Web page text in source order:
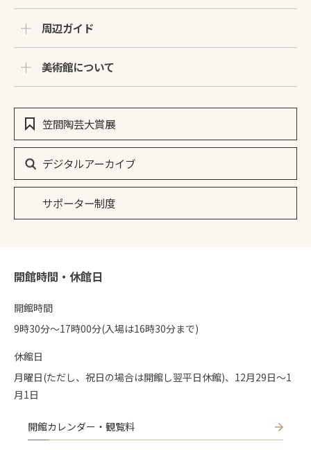
周辺ガイド
美術館について
笠間陶芸大賞展
デジタルアーカイブ
サポーター制度
開館時間・休館日
開館時間
9時30分〜17時00分(入場は16時30分まで)
休館日
月曜日(ただし、祝日の場合は開館し翌平日休館)、12月29日～1
月1日
開館カレンダー・観覧料